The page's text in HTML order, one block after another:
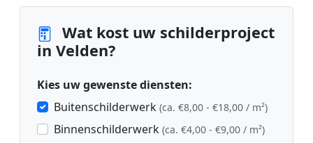
Wat kost uw schilderproject
in Velden?
Kies uw gewenste diensten:
Buitenschilderwerk (ca. €8,00 - €18,00 / m²)
Binnenschilderwerk (ca. €4,00 - €9,00 / m²)